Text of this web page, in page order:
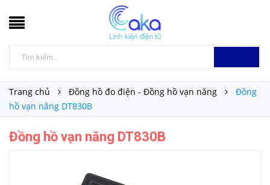
Trang chủ Đồng hồ đo điện - Đồng hồ vạn năng
Đồng
hồ vạn năng DT830B
Đồng hồ vạn năng DT830B